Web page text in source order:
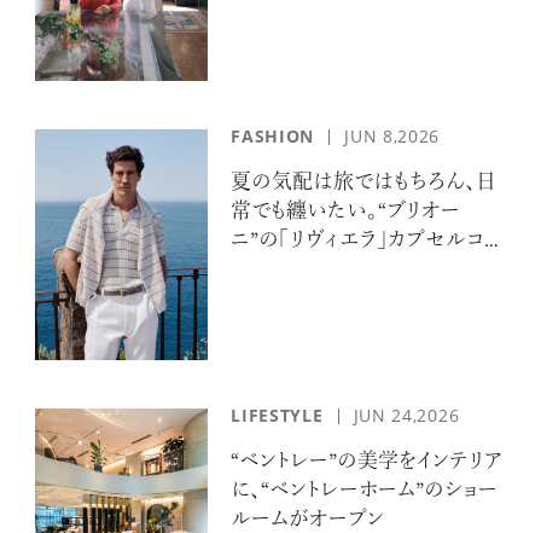
FASHION JUN 8,2026
夏の気配は旅ではもちろん、日
常でも纏いたい。“ブリオー
ニ”の「リヴィエラ」カプセルコレ
LIFESTYLE JUN 24,2026
“ベントレー”の美学をインテリア
に、“ベントレーホーム”のショー
ルームがオープン